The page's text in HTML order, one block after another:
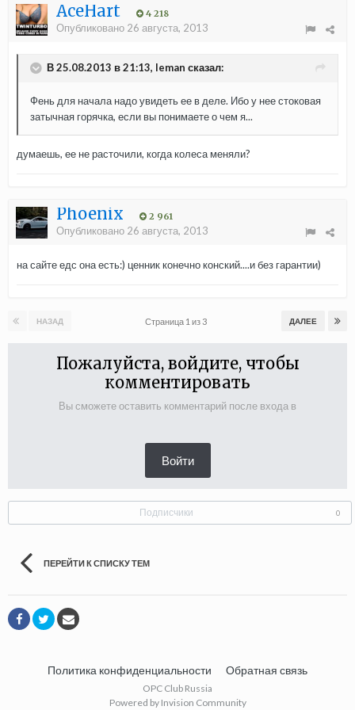
AceHart 4 218
Опубликовано 26 августа, 2013
В 25.08.2013 в 21:13, leman сказал:
Фень для начала надо увидеть ее в деле. Ибо у нее стоковая
затычная горячка, если вы понимаете о чем я...
думаешь, ее не расточили, когда колеса меняли?
Phoenix 2 961
Опубликовано 26 августа, 2013
на сайте едс она есть:) ценник конечно конский....и без гарантии)
НАЗАД ДАЛЕЕ
Страница 1 из 3
Пожалуйста, войдите, чтобы
комментировать
Вы сможете оставить комментарий после входа в
Войти
Подписчики 0
ПЕРЕЙТИ К СПИСКУ ТЕМ
Политика конфиденциальности Обратная связь
OPC Club Russia
Powered by Invision Community